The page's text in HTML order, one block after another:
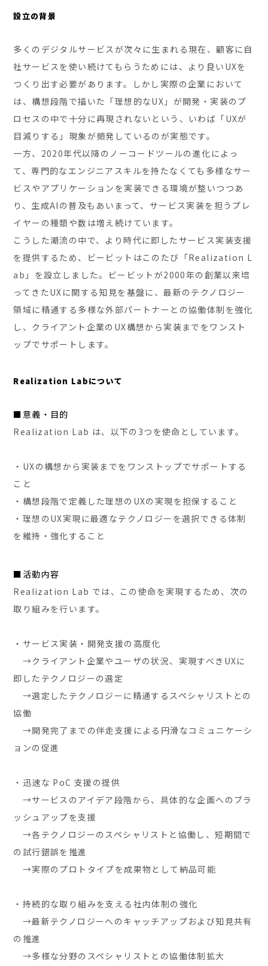
設立の背景
多くのデジタルサービスが次々に生まれる現在、顧客に自
社サービスを使い続けてもらうためには、より良いUXを
つくり出す必要があります。しかし実際の企業において
は、構想段階で描いた「理想的なUX」が開発・実装のプ
ロセスの中で十分に再現されないという、いわば「UXが
目減りする」現象が頻発しているのが実態です。
一方、2020年代以降のノーコードツールの進化によっ
て、専門的なエンジニアスキルを持たなくても多様なサー
ビスやアプリケーションを実装できる環境が整いつつあ
り、生成AIの普及もあいまって、サービス実装を担うプレ
イヤーの種類や数は増え続けています。
こうした潮流の中で、より時代に即したサービス実装支援
を提供するため、ビービットはこのたび「Realization L
ab」を設立しました。ビービットが2000年の創業以来培
ってきたUXに関する知見を基盤に、最新のテクノロジー
領域に精通する多様な外部パートナーとの協働体制を強化
し、クライアント企業のUX構想から実装までをワンスト
ップでサポートします。
Realization Labについて
■意義・目的
Realization Lab は、以下の3つを使命としています。
・UXの構想から実装までをワンストップでサポートする
こと
・構想段階で定義した理想のUXの実現を担保すること
・理想のUX実現に最適なテクノロジーを選択できる体制
を維持・強化すること
■活動内容
Realization Lab では、この使命を実現するため、次の
取り組みを行います。
・サービス実装・開発支援の高度化
→クライアント企業やユーザの状況、実現すべきUXに
即したテクノロジーの選定
→選定したテクノロジーに精通するスペシャリストとの
協働
→開発完了までの伴走支援による円滑なコミュニケーシ
ョンの促進
・迅速な PoC 支援の提供
→サービスのアイデア段階から、具体的な企画へのブラ
ッシュアップを支援
→各テクノロジーのスペシャリストと協働し、短期間で
の試行錯誤を推進
→実際のプロトタイプを成果物として納品可能
・持続的な取り組みを支える社内体制の強化
→最新テクノロジーへのキャッチアップおよび知見共有
の推進
→多様な分野のスペシャリストとの協働体制拡大